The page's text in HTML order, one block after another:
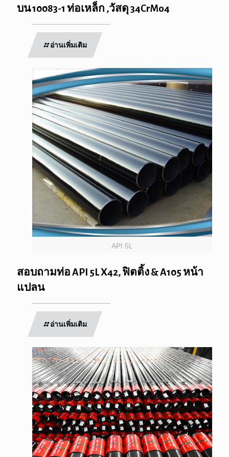
บน 10083-1 ท่อเหล็ก ,วัสดุ 34CrMo4
อ่านเพิ่มเติม
API 5L
สอบถามท่อ API 5L X42, ฟิตติ้ง & A105 หน้า
แปลน
อ่านเพิ่มเติม